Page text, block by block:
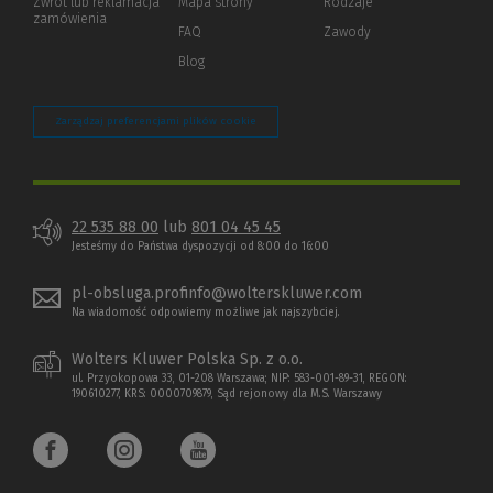
innej
zamówienia
FAQ
Blog
Zawody
Zarządzaj preferencjami plików cookie
22 535 88 00 lub 801 04 45 45
Jesteśmy do Państwa dyspozycji od 8:00 do 16:00
pl-obsluga.profinfo@wolterskluwer.com
Na wiadomość odpowiemy możliwe jak najszybciej.
Wolters Kluwer Polska Sp. z o.o.
ul. Przyokopowa 33, 01-208 Warszawa; NIP: 583-001-89-31, REGON:
190610277, KRS: 0000709879, Sąd rejonowy dla M.S. Warszawy